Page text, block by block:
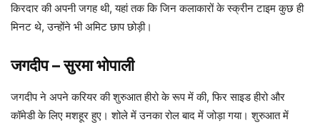
किरदार की अपनी जगह थी, यहां तक कि जिन कलाकारों के स्क्रीन टाइम कुछ ही
मिनट थे, उन्होंने भी अमिट छाप छोड़ी।
जगदीप–सुरमा भोपाली
जगदीप ने अपने करियर की शुरुआत हीरो के रूप में की, फिर साइड हीरो और
कॉमेडी के लिए मशहूर हुए। शोले में उनका रोल बाद में जोड़ा गया। शुरुआत में